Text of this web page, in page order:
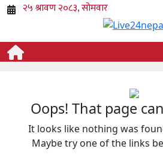
Oops! That page
It looks like nothing was
Maybe try one of the links